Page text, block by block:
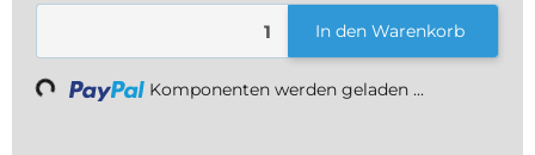
inkl. 19% USt. , zzgl.
In den Warenkorb
Komponenten werden geladen ...